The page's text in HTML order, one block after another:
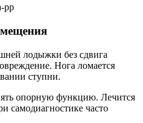
лодыжки без сдвига
Нога ломается
ступни.
опорную функцию. Лечится
самодиагностике часто